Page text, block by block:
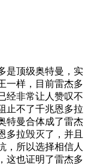
是顶级奥特曼，实
一样，目前雷杰多
经非常让人赞叹不
止不了千兆恩多拉
特曼合体成了雷杰
多拉毁灭了，并且
，所以选择相信人
这也证明了雷杰多